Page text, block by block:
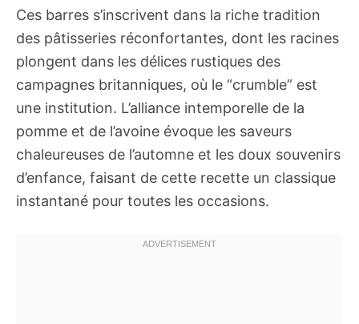
Ces barres s’inscrivent dans la riche tradition
des pâtisseries réconfortantes, dont les racines
plongent dans les délices rustiques des
campagnes britanniques, où le “crumble” est
une institution. L’alliance intemporelle de la
pomme et de l’avoine évoque les saveurs
chaleureuses de l’automne et les doux souvenirs
d’enfance, faisant de cette recette un classique
instantané pour toutes les occasions.